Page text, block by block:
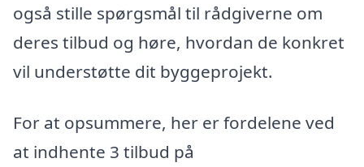
også stille spørgsmål til rådgiverne om
deres tilbud og høre, hvordan de konkret
vil understøtte dit byggeprojekt.
For at opsummere, her er fordelene ved
at indhente 3 tilbud på